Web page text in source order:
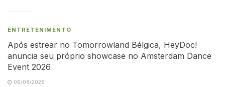
ENTRETENIMENTO
Após estrear no Tomorrowland Bélgica, HeyDoc!
anuncia seu próprio showcase no Amsterdam Dance
Event 2026
06/08/2026